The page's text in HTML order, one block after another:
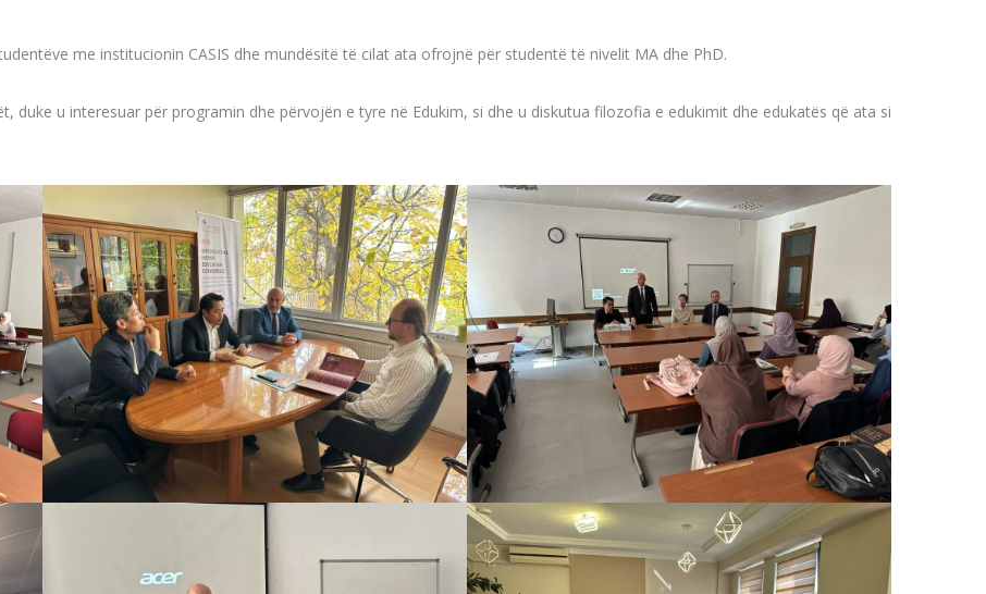
me institucionin CASIS dhe mundësitë të cilat ata ofrojnë për studentë të nivelit MA dhe PhD.
duke u interesuar për programin dhe përvojën e tyre në Edukim, si dhe u diskutua filozofia e edukimit dhe edukatës që ata si